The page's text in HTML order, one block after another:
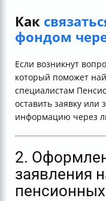
Как
фондом
Если возникнут
который поможет
специалистам
оставить заявку или
информацию через
2.
заявления